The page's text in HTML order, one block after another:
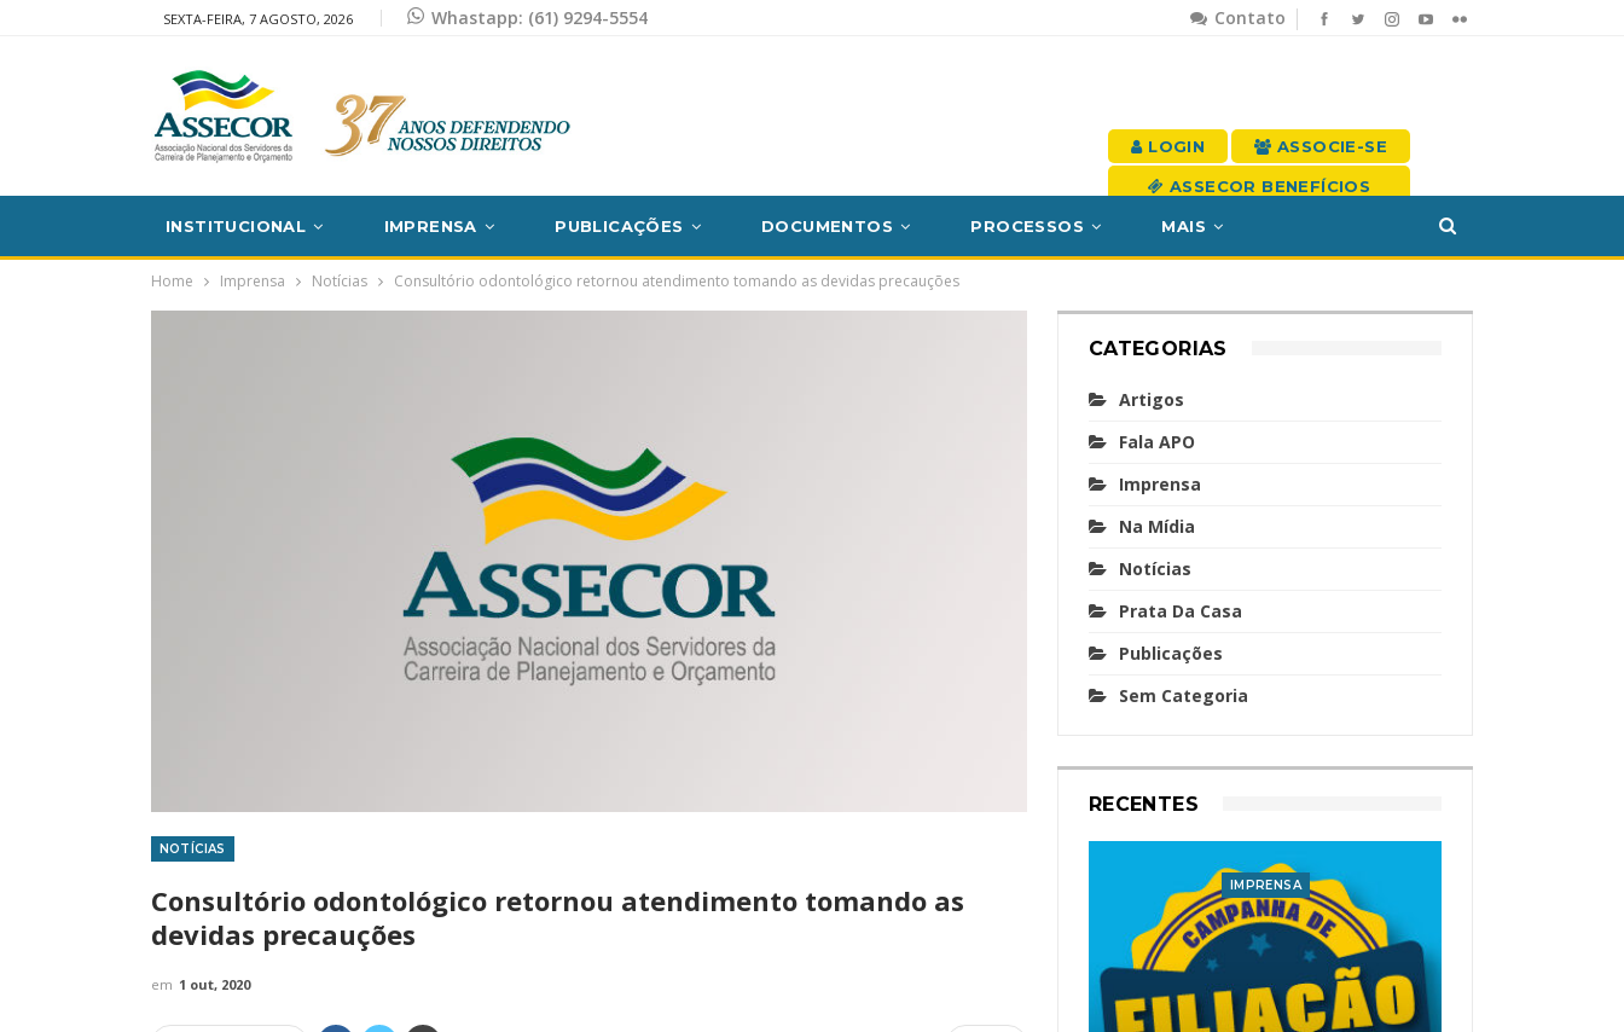
Contato
SEXTA-FEIRA, 7 AGOSTO, 2026 Whastapp: (61) 9294-5554
LOGIN ASSOCIE-SE
ASSECOR BENEFÍCIOS
INSTITUCIONAL IMPRENSA PUBLICAÇÕES DOCUMENTOS PROCESSOS MAIS
Home Imprensa Notícias Consultório odontológico retornou atendimento tomando as devidas precauções
NOTÍCIAS
Consultório odontológico retornou atendimento tomando as
devidas precauções
em 1 out, 2020
CATEGORIAS
Artigos
Fala APO
Imprensa
Na Mídia
Notícias
Prata Da Casa
Publicações
Sem Categoria
RECENTES
IMPRENSA